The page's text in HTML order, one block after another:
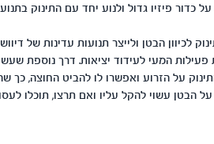
כדור פיזיו גדול ולנוע יחד עם התינוק
לכיוון הבטן ולייצר תנועות עדינות של דיווש
פעילות המעי לעידוד יציאות. דרך נוספת
על הזרוע ואפשרו לו להביט החוצה, כך
הבטן עשוי להקל עליו ואם תרצו, תוכלו